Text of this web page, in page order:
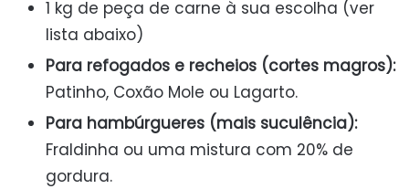
1 kg de peça de carne à sua escolha (ver
lista abaixo)
Para refogados e recheios (cortes magros):
Patinho, Coxão Mole ou Lagarto.
Para hambúrgueres (mais suculência):
Fraldinha ou uma mistura com 20% de
gordura.